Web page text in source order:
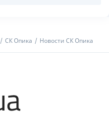
СК Опика Новости СК Опика